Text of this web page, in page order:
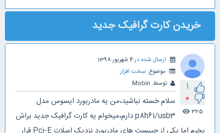
خریدن کارت گرافیک جدید
1
0
325
visibility
ارسال شده در4 شهریور 1398
موضوع: سخت افزار
توسط: Mobin
سلام خسته نباشید،من یه مادربورد ایسوس مدل
p8h61/usb3 دارم،میخوام یه کارت گرافیک جدید براش